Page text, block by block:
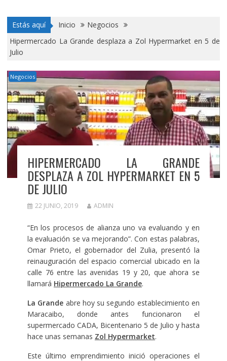
Estás aquí Inicio
Negocios
Hipermercado La Grande desplaza a Zol Hypermarket en 5 de
Julio
Negocios
HIPERMERCADO LA GRANDE
DESPLAZA A ZOL HYPERMARKET EN 5
DE JULIO
22 JUNIO, 2019 ADMIN
“En los procesos de alianza uno va evaluando y en
la evaluación se va mejorando”. Con estas palabras,
Omar Prieto, el gobernador del Zulia, presentó la
reinauguración del espacio comercial ubicado en la
calle 76 entre las avenidas 19 y 20, que ahora se
llamará Hipermercado La Grande.
La Grande abre hoy su segundo establecimiento en
Maracaibo, donde antes funcionaron el
supermercado CADA, Bicentenario 5 de Julio y hasta
hace unas semanas Zol Hypermarket.
Este último emprendimiento inició operaciones el